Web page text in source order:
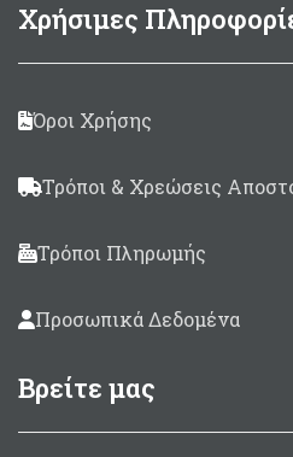
Χρήσιμες
Όροι Χρήσης
Τρόποι & Χρεώσεις
Τρόποι Πληρωμής
Προσωπικά Δεδομένα
Βρείτε μας